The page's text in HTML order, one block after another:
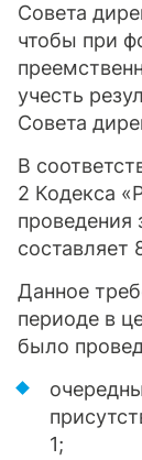
Совета
чтобы при
учесть
Совета
В
2 Кодекса
проведения
составляет
Данное
периоде в
было
1;